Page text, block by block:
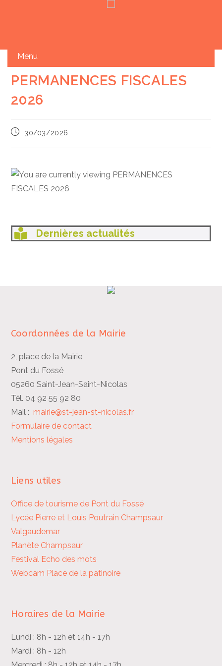
Skip
content
PERMANENCES FISCALES
2026
Publication
30/03/2026
Dernières actualités
Coordonnées de la Mairie
2, place de la Mairie
Pont du Fossé
05260 Saint-Jean-Saint-Nicolas
Tél. 04 92 55 92 80
Mail :mairie@st-jean-st-nicolas.fr
Formulaire de contact
Mentions légales
Liens utiles
Office de tourisme de Pont du Fossé
Lycée Pierre et Louis Poutrain Champsaur
Valgaudemar
Planète Champsaur
Festival Echo des mots
Webcam Place de la patinoire
Horaires de la Mairie
Lundi : 8h - 12h et 14h - 17h
Mardi : 8h - 12h